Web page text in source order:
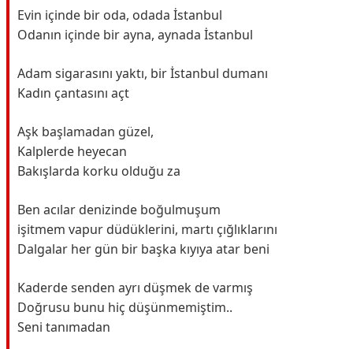
Evin içinde bir oda, odada İstanbul
Odanın içinde bir ayna, aynada İstanbul
Adam sigarasını yaktı, bir İstanbul dumanı
Kadın çantasını açt
Aşk başlamadan güzel,
Kalplerde heyecan
Bakışlarda korku olduğu za
Ben acılar denizinde boğulmuşum
işitmem vapur düdüklerini, martı çığlıklarını
Dalgalar her gün bir başka kıyıya atar beni
Kaderde senden ayrı düşmek de varmış
Doğrusu bunu hiç düşünmemiştim..
Seni tanımadan